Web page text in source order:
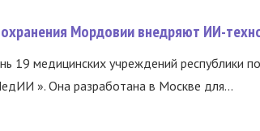
Мордовии внедряют ИИ-
19 медицинских учреждений республики
». Она разработана в Москве для...